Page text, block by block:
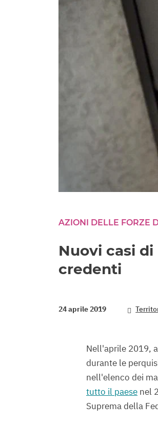
AZIONI DELLE FORZE
Nuovi casi
credenti
24 aprile 2019
Nell'aprile 2019,
durante le
nell'elenco dei
tutto il paese nel
Suprema della